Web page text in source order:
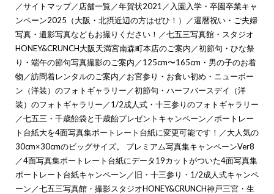
／サイトマップ／ 店舗一覧 ／年賀状2021 ／ 入園入学・卒園卒業キャ
ンペーン2025（大阪・北摂近辺の方はぜひ！）
／還暦祝い・ご夫婦
写真・遺影写真などもお撮りください！ ／七五三写真館・スタジオ
HONEY&CRUNCH大阪天満宮南森町本店のご案内 ／初節句・ひな祭
り・端午の節句写真撮影のご案内 ／125cm〜165cm・男の子のお着
物 ／訪問着レンタルのご案内 ／お宮参り・お食い初め・ニューボー
ン（洋装）のフォトギャラリー ／初節句・ハーフバースデイ（洋
装）のフォトギャラリー ／1/2成人式・十三参りのフォトギャラリー
／七五三・千歳飴袋と千歳飴プレゼントキャンペーン ／ポートレー
ト台紙大を4面写真集ポートレート台紙に変更可能です！ ／大人気の
30cm×30cmのビッグサイズ。 プレミアム写真集キャンペーンVer8
／4面写真集ポートレート台紙にデータ19カットがついた4面写真集
ポートレート台紙キャンペーン ／旧・十三参り・1/2成人式キャンペ
ーン ／七五三写真館・撮影スタジオHONEY&CRUNCH神戸三宮・生